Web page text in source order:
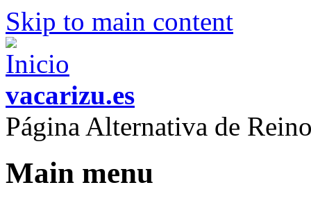
Skip to main content
vacarizu.es
Página Alternativa de
Main menu